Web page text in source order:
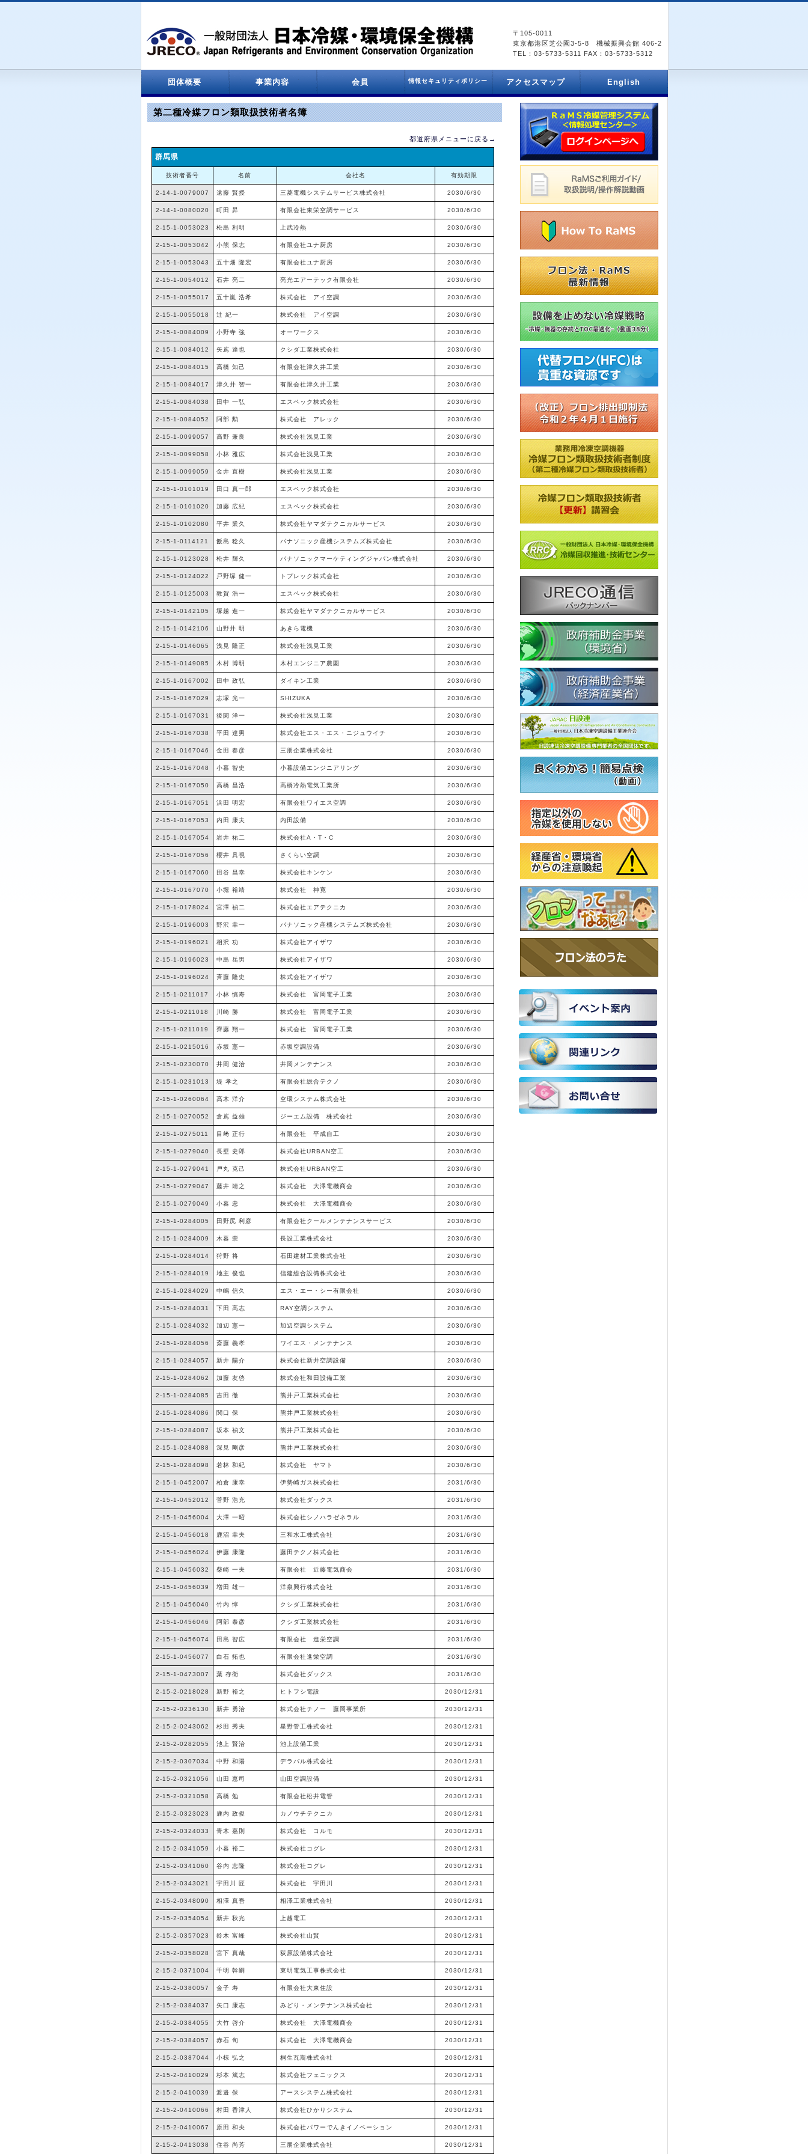
〒105-0011
東京都港区芝公園3-5-8 機械振興会館 406-2
TEL：03-5733-5311 FAX：03-5733-5312
団体概要
設立関係
役員名簿
定款
決算報告
情報処理センター
事業内容 会員
会員一覧
情報セキュリティポリシー
情報セキュリティポリシー
プライバシーポリシー
アクセスマップ English
第二種冷媒フロン類取扱技術者名簿
都道府県メニューに戻る→
群馬県
技術者番号 名前 会社名 有効期限
2-14-1-0079007 遠藤 賢授 三菱電機システムサービス株式会社 2030/6/30
2-14-1-0080020 町田 昇 有限会社東栄空調サービス 2030/6/30
2-15-1-0053023 松島 利明 上武冷熱 2030/6/30
2-15-1-0053042 小熊 保志 有限会社ユナ厨房 2030/6/30
2-15-1-0053043 五十畑 隆宏 有限会社ユナ厨房 2030/6/30
2-15-1-0054012 石井 亮二 亮光エアーテック有限会社 2030/6/30
2-15-1-0055017 五十嵐 浩希 株式会社 アイ空調 2030/6/30
2-15-1-0055018 辻 紀一 株式会社 アイ空調 2030/6/30
2-15-1-0084009 小野寺 強 オーワークス 2030/6/30
2-15-1-0084012 矢嶌 達也 クシダ工業株式会社 2030/6/30
2-15-1-0084015 高橋 知己 有限会社津久井工業 2030/6/30
2-15-1-0084017 津久井 智一 有限会社津久井工業 2030/6/30
2-15-1-0084038 田中 一弘 エスペック株式会社 2030/6/30
2-15-1-0084052 阿部 勲 株式会社 アレック 2030/6/30
2-15-1-0099057 高野 兼良 株式会社浅見工業 2030/6/30
2-15-1-0099058 小林 雅広 株式会社浅見工業 2030/6/30
2-15-1-0099059 金井 直樹 株式会社浅見工業 2030/6/30
2-15-1-0101019 田口 真一郎 エスペック株式会社 2030/6/30
2-15-1-0101020 加藤 広紀 エスペック株式会社 2030/6/30
2-15-1-0102080 平井 業久 株式会社ヤマダテクニカルサービス 2030/6/30
2-15-1-0114121 飯島 稔久 パナソニック産機システムズ株式会社 2030/6/30
2-15-1-0123028 松井 輝久 パナソニックマーケティングジャパン株式会社 2030/6/30
2-15-1-0124022 戸野塚 健一 トプレック株式会社 2030/6/30
2-15-1-0125003 敦賀 浩一 エスペック株式会社 2030/6/30
2-15-1-0142105 塚越 進一 株式会社ヤマダテクニカルサービス 2030/6/30
2-15-1-0142106 山野井 明 あきら電機 2030/6/30
2-15-1-0146065 浅見 隆正 株式会社浅見工業 2030/6/30
2-15-1-0149085 木村 博明 木村エンジニア農園 2030/6/30
2-15-1-0167002 田中 政弘 ダイキン工業 2030/6/30
2-15-1-0167029 志塚 光一 SHIZUKA 2030/6/30
2-15-1-0167031 後閑 洋一 株式会社浅見工業 2030/6/30
2-15-1-0167038 平田 達男 株式会社エス・エス・ニジュウイチ 2030/6/30
2-15-1-0167046 金田 春彦 三朋企業株式会社 2030/6/30
2-15-1-0167048 小暮 智史 小暮設備エンジニアリング 2030/6/30
2-15-1-0167050 高橋 昌浩 高橋冷熱電気工業所 2030/6/30
2-15-1-0167051 浜田 明宏 有限会社ワイエス空調 2030/6/30
2-15-1-0167053 内田 康夫 内田設備 2030/6/30
2-15-1-0167054 岩井 祐二 株式会社A・T・C 2030/6/30
2-15-1-0167056 櫻井 具視 さくらい空調 2030/6/30
2-15-1-0167060 田谷 昌幸 株式会社キンケン 2030/6/30
2-15-1-0167070 小堀 裕靖 株式会社 神寛 2030/6/30
2-15-1-0178024 宮澤 禎二 株式会社エアテクニカ 2030/6/30
2-15-1-0196003 野沢 幸一 パナソニック産機システムズ株式会社 2030/6/30
2-15-1-0196021 相沢 功 株式会社アイザワ 2030/6/30
2-15-1-0196023 中島 岳男 株式会社アイザワ 2030/6/30
2-15-1-0196024 斉藤 隆史 株式会社アイザワ 2030/6/30
2-15-1-0211017 小林 慎寿 株式会社 富岡電子工業 2030/6/30
2-15-1-0211018 川崎 勝 株式会社 富岡電子工業 2030/6/30
2-15-1-0211019 齊藤 翔一 株式会社 富岡電子工業 2030/6/30
2-15-1-0215016 赤坂 憲一 赤坂空調設備 2030/6/30
2-15-1-0230070 井岡 健治 井岡メンテナンス 2030/6/30
2-15-1-0231013 堤 孝之 有限会社総合テクノ 2030/6/30
2-15-1-0260064 髙木 洋介 空環システム株式会社 2030/6/30
2-15-1-0270052 倉嶌 益雄 ジーエム設備 株式会社 2030/6/30
2-15-1-0275011 目﨑 正行 有限会社 平成自工 2030/6/30
2-15-1-0279040 長壁 史郎 株式会社URBAN空工 2030/6/30
2-15-1-0279041 戸丸 克己 株式会社URBAN空工 2030/6/30
2-15-1-0279047 藤井 靖之 株式会社 大澤電機商会 2030/6/30
2-15-1-0279049 小暮 忠 株式会社 大澤電機商会 2030/6/30
2-15-1-0284005 田野尻 利彦 有限会社クールメンテナンスサービス 2030/6/30
2-15-1-0284009 木暮 崇 長設工業株式会社 2030/6/30
2-15-1-0284014 狩野 将 石田建材工業株式会社 2030/6/30
2-15-1-0284019 地主 俊也 信建総合設備株式会社 2030/6/30
2-15-1-0284029 中嶋 信久 エス・エー・シー有限会社 2030/6/30
2-15-1-0284031 下田 高志 RAY空調システム 2030/6/30
2-15-1-0284032 加辺 憲一 加辺空調システム 2030/6/30
2-15-1-0284056 斎藤 義孝 ワイエス・メンテナンス 2030/6/30
2-15-1-0284057 新井 陽介 株式会社新井空調設備 2030/6/30
2-15-1-0284062 加藤 友啓 株式会社和田設備工業 2030/6/30
2-15-1-0284085 吉田 徹 熊井戸工業株式会社 2030/6/30
2-15-1-0284086 関口 保 熊井戸工業株式会社 2030/6/30
2-15-1-0284087 坂本 禎文 熊井戸工業株式会社 2030/6/30
2-15-1-0284088 深見 剛彦 熊井戸工業株式会社 2030/6/30
2-15-1-0284098 若林 和紀 株式会社 ヤマト 2030/6/30
2-15-1-0452007 柏倉 康幸 伊勢崎ガス株式会社 2031/6/30
2-15-1-0452012 菅野 浩充 株式会社ダックス 2031/6/30
2-15-1-0456004 大澤 一昭 株式会社シノハラゼネラル 2031/6/30
2-15-1-0456018 鹿沼 幸夫 三和水工株式会社 2031/6/30
2-15-1-0456024 伊藤 康隆 藤田テクノ株式会社 2031/6/30
2-15-1-0456032 柴崎 一夫 有限会社 近藤電気商会 2031/6/30
2-15-1-0456039 増田 雄一 洋泉興行株式会社 2031/6/30
2-15-1-0456040 竹内 惇 クシダ工業株式会社 2031/6/30
2-15-1-0456046 阿部 泰彦 クシダ工業株式会社 2031/6/30
2-15-1-0456074 田島 智広 有限会社 進栄空調 2031/6/30
2-15-1-0456077 白石 拓也 有限会社進栄空調 2031/6/30
2-15-1-0473007 葉 存衛 株式会社ダックス 2031/6/30
2-15-2-0218028 新野 裕之 ヒトフシ電設 2030/12/31
2-15-2-0236130 新井 勇治 株式会社チノー 藤岡事業所 2030/12/31
2-15-2-0243062 杉田 秀夫 星野管工株式会社 2030/12/31
2-15-2-0282055 池上 賢治 池上設備工業 2030/12/31
2-15-2-0307034 中野 和陽 デラバル株式会社 2030/12/31
2-15-2-0321056 山田 恵司 山田空調設備 2030/12/31
2-15-2-0321058 高橋 勉 有限会社松井電管 2030/12/31
2-15-2-0323023 鹿内 政俊 カノウチテクニカ 2030/12/31
2-15-2-0324033 青木 嘉則 株式会社 コルモ 2030/12/31
2-15-2-0341059 小暮 裕二 株式会社コグレ 2030/12/31
2-15-2-0341060 谷内 志隆 株式会社コグレ 2030/12/31
2-15-2-0343021 宇田川 匠 株式会社 宇田川 2030/12/31
2-15-2-0348090 相澤 真吾 相澤工業株式会社 2030/12/31
2-15-2-0354054 新井 秋光 上越電工 2030/12/31
2-15-2-0357023 鈴木 富峰 株式会社山賢 2030/12/31
2-15-2-0358028 宮下 真哉 荻原設備株式会社 2030/12/31
2-15-2-0371004 千明 幹嗣 東明電気工事株式会社 2030/12/31
2-15-2-0380057 金子 寿 有限会社大東住設 2030/12/31
2-15-2-0384037 矢口 康志 みどり・メンテナンス株式会社 2030/12/31
2-15-2-0384055 大竹 啓介 株式会社 大澤電機商会 2030/12/31
2-15-2-0384057 赤石 旬 株式会社 大澤電機商会 2030/12/31
2-15-2-0387044 小椋 弘之 桐生瓦斯株式会社 2030/12/31
2-15-2-0410029 杉本 篤志 株式会社フェニックス 2030/12/31
2-15-2-0410039 渡邉 保 アースシステム株式会社 2030/12/31
2-15-2-0410066 村田 香津人 株式会社ひかりシステム 2030/12/31
2-15-2-0410067 原田 和央 株式会社パワーでんきイノベーション 2030/12/31
2-15-2-0413038 住谷 尚芳 三朋企業株式会社 2030/12/31